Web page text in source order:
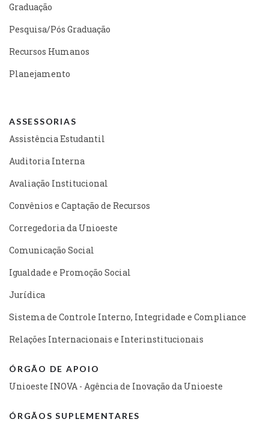
Graduação
Pesquisa/Pós Graduação
Recursos Humanos
Planejamento
ASSESSORIAS
Assistência Estudantil
Auditoria Interna
Avaliação Institucional
Convênios e Captação de Recursos
Corregedoria da Unioeste
Comunicação Social
Igualdade e Promoção Social
Jurídica
Sistema de Controle Interno, Integridade e Compliance
Relações Internacionais e Interinstitucionais
ÓRGÃO DE APOIO
Unioeste INOVA - Agência de Inovação da Unioeste
ÓRGÃOS SUPLEMENTARES